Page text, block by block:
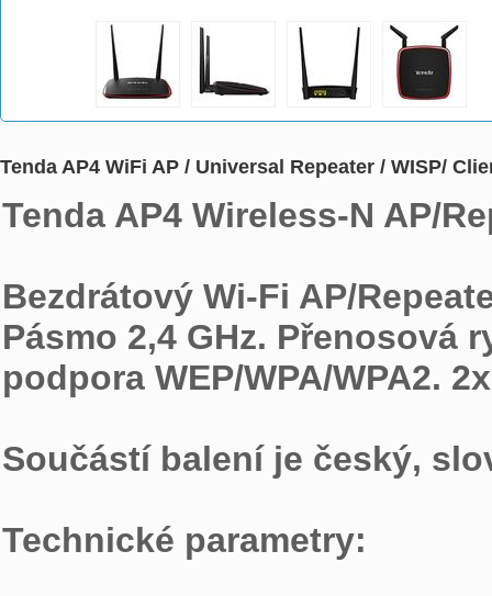
Tenda AP4 WiFi AP / Universal Repeater / WISP/
Tenda AP4 Wireless-N AP/
Bezdrátový Wi-Fi AP/
Pásmo 2,4 GHz. Přenosová
podpora WEP/WPA/WPA2.
Součástí balení je český,
Technické parametry: